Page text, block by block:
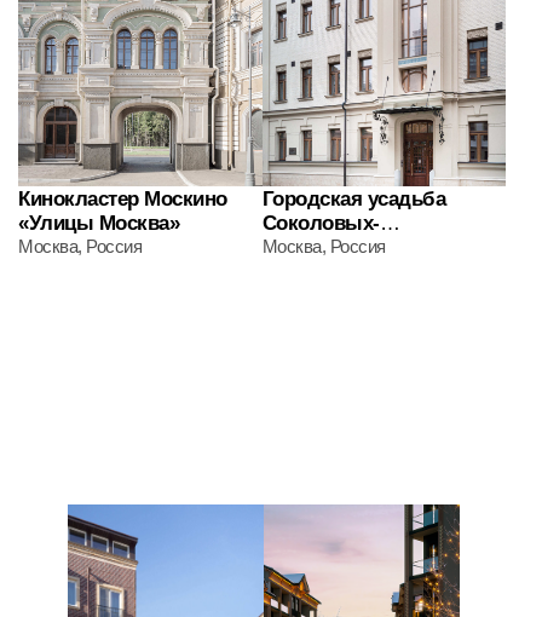
Все проекты бюро
Научная деятельность Услуги
О нас
Сделано в